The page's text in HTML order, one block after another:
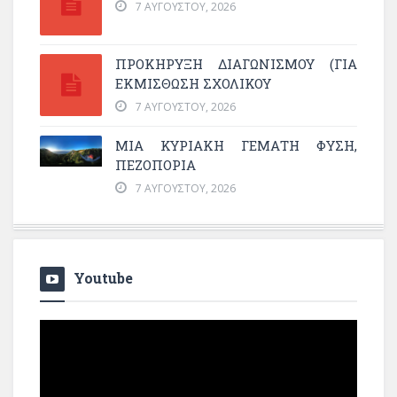
7 ΑΥΓΟΎΣΤΟΥ, 2026
ΠΡΟΚΗΡΥΞΗ ΔΙΑΓΩΝΙΣΜΟΥ (ΓΙΑ
ΕΚΜΊΣΘΩΣΗ ΣΧΟΛΙΚΟΎ
7 ΑΥΓΟΎΣΤΟΥ, 2026
ΜΙΑ ΚΥΡΙΑΚΉ ΓΕΜΆΤΗ ΦΎΣΗ,
ΠΕΖΟΠΟΡΊΑ
7 ΑΥΓΟΎΣΤΟΥ, 2026
Youtube